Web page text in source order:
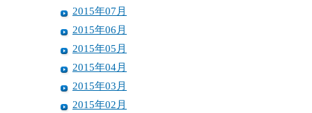
2015年07月
2015年06月
2015年05月
2015年04月
2015年03月
2015年02月